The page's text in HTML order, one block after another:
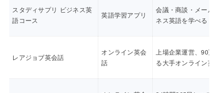
スタディサプリ ビジネス英
語コース
英語学習アプリ
会議・商談・メール
ネス英語を学べる
レアジョブ英会話
オンライン英会
話
上場企業運営、90万
る大手オンライン英